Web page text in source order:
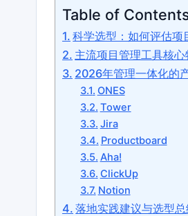
Table of
科学选型：如何评估项
主流项目管理工具核
2026年管理一体化的
ONES
Tower
Jira
Productboard
Aha!
ClickUp
Notion
落地实践建议与选型